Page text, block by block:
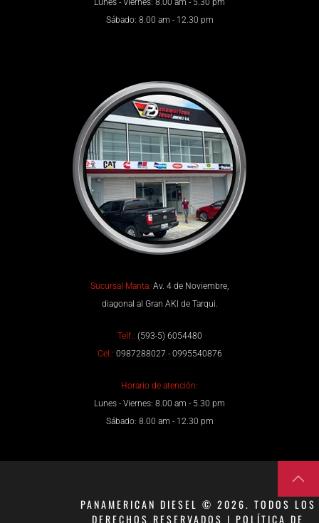
Sábado: 8.00 am - 12.30 pm
Sucursal Manta: Av. 4 de Noviembre,
diagonal al Gran AKI de Tarqui.
Telf.: (593-5) 6054480
Cel.: 0987288027 - 0995540876
Horario de atención:
Lunes - Viernes: 8.00 am - 5.30 pm
Sábado: 8.00 am - 12.30 pm
PANAMERICAN DIESEL © 2026. TODOS LOS
DERECHOS RESERVADOS | POLÍTICA DE